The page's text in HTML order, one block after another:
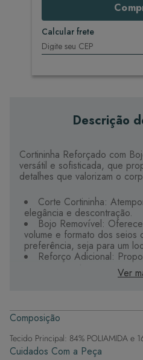
Calcular frete
Descrição
Cortininha Reforçado com
versátil e sofisticada, que
detalhes que valorizam o
Corte Cortininha:
elegância e descontração.
Bojo Removível:
volume e formato dos seios
preferência, seja para um
Reforço Adicional:
Alças + Conforto:
qualidade, garantindo
Estilo Sofisticado:
funcionalidades práticas
Ver
Composição
Tecido Principal: 84% POLIAMIDA e
Cuidados Com a Peça